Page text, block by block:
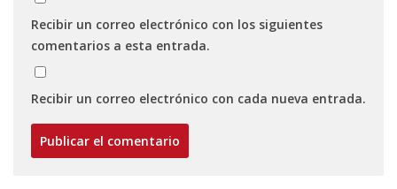
Recibir un correo electrónico con los siguientes
comentarios a esta entrada.
Recibir un correo electrónico con cada nueva entrada.